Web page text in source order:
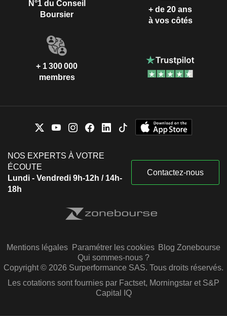
N°1 du Conseil
Boursier
+ de 20 ans
à vos côtés
+ 1 300 000
membres
NOS EXPERTS À VOTRE
ÉCOUTE
Lundi - Vendredi 9h-12h / 14h-
18h
Contactez-nous
Mentions légales Paramétrer les cookies Blog Zonebourse
Qui sommes-nous ?
Copyright © 2026 Surperformance SAS. Tous droits réservés.
Les cotations sont fournies par Factset, Morningstar et S&P
Capital IQ